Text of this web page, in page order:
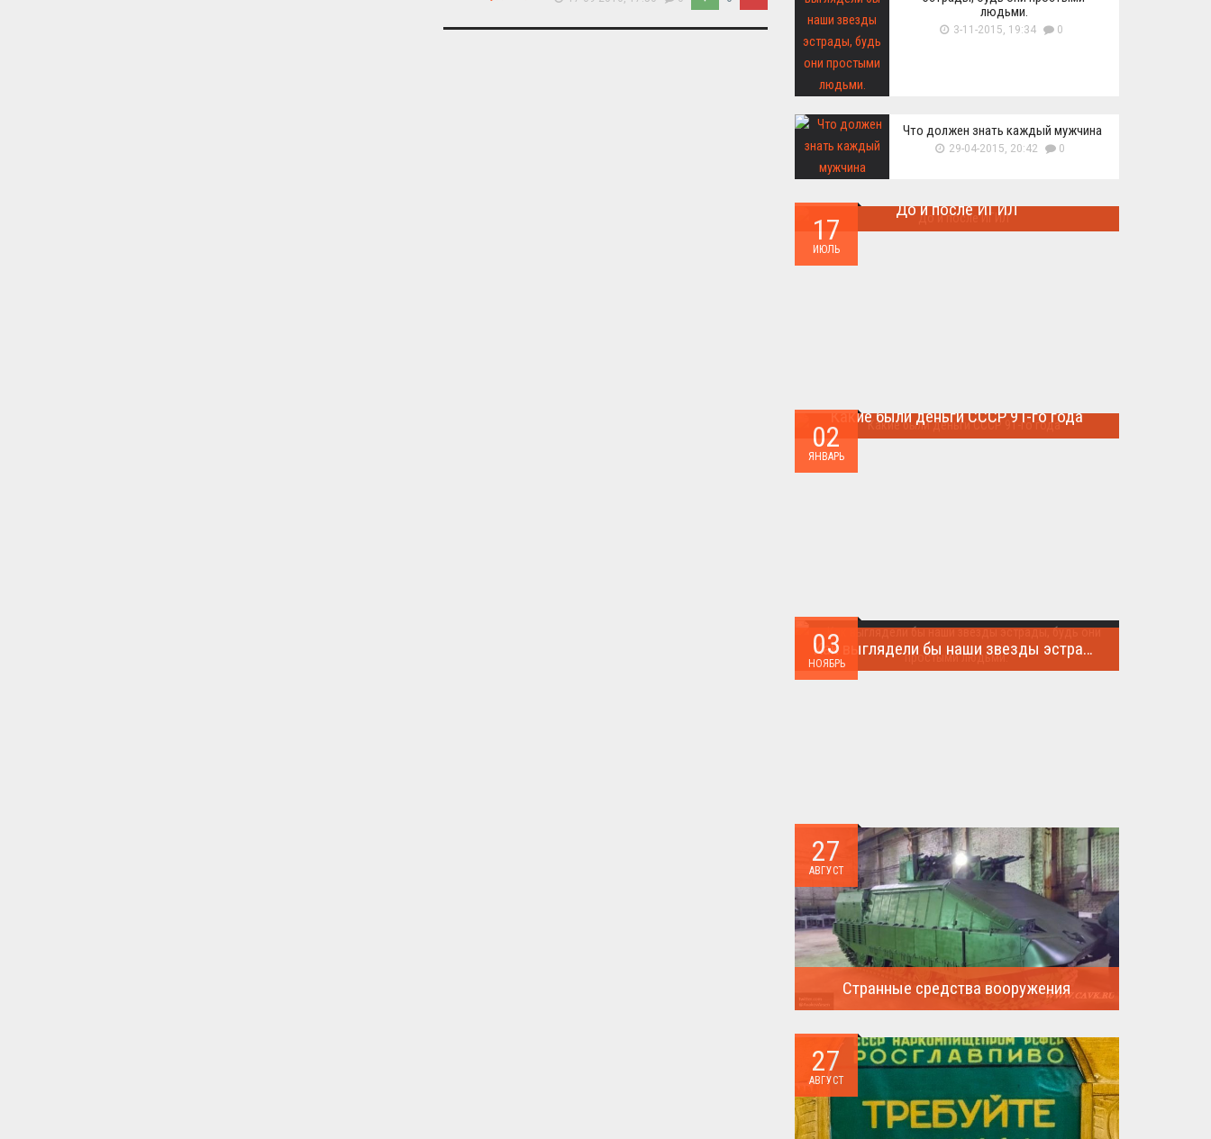
людьми.
3-11-2015, 19:34 0
Что должен знать каждый мужчина
29-04-2015, 20:42 0
17
ИЮЛЬ
До и после ИГИЛ
02
ЯНВАРЬ
Какие были деньги СССР 91-го года
03
НОЯБРЬ
Как выглядели бы наши звезды эстрады, будь они простыми людьми.
Такого поворота событий не ожидал никто!...
27
АВГУСТ
Странные средства вооружения
армии ...
27
АВГУСТ